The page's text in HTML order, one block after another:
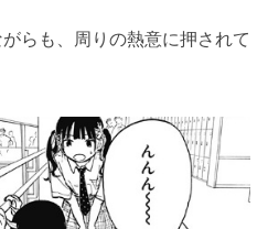
らも、周りの熱意に押されて